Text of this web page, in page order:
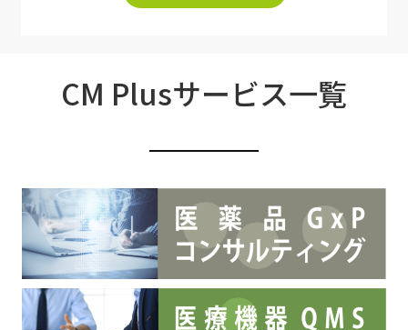
CM Plusサービス一覧